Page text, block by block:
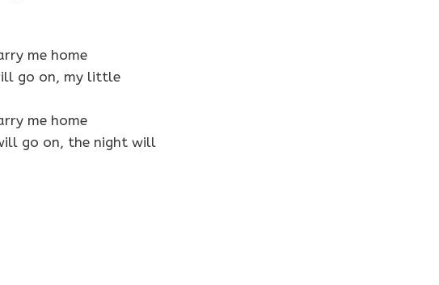
me home
go on, my little
me home
go on, the night will